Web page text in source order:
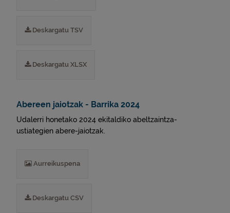
Deskargatu TSV
Deskargatu XLSX
Abereen jaiotzak - Barrika 2024
Udalerri honetako 2024 ekitaldiko abeltzaintza-
ustiategien abere-jaiotzak.
Aurreikuspena
Deskargatu CSV